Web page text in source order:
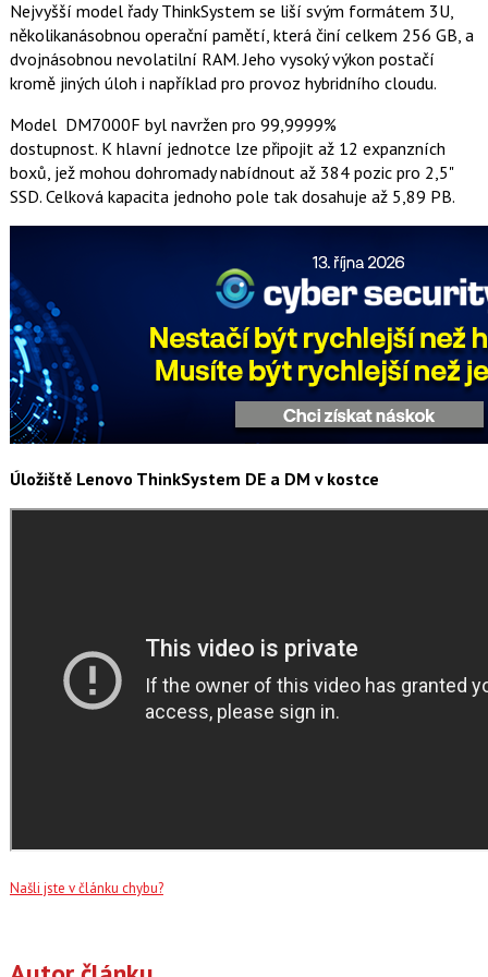
Nejvyšší model řady ThinkSystem se liší svým formátem 3U,
několikanásobnou operační pamětí, která činí celkem 256 GB, a
dvojnásobnou nevolatilní RAM. Jeho vysoký výkon postačí
kromě jiných úloh i například pro provoz hybridního cloudu.
Model DM7000F byl navržen pro 99,9999%
dostupnost. K hlavní jednotce lze připojit až 12 expanzních
boxů, jež mohou dohromady nabídnout až 384 pozic pro 2,5"
SSD. Celková kapacita jednoho pole tak dosahuje až 5,89 PB.
Úložiště Lenovo ThinkSystem DE a DM v kostce
Našli jste v článku chybu?